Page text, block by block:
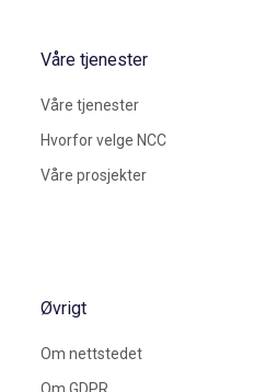
Våre tjenester
Våre tjenester
Hvorfor velge NCC
Våre prosjekter
Øvrigt
Om nettstedet
Om GDPR